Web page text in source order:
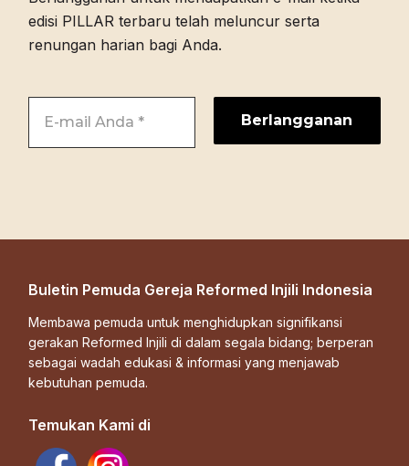
edisi PILLAR terbaru telah meluncur serta
renungan harian bagi Anda.
Buletin Pemuda Gereja Reformed Injili Indonesia
Membawa pemuda untuk menghidupkan signifikansi
gerakan Reformed Injili di dalam segala bidang; berperan
sebagai wadah edukasi & informasi yang menjawab
kebutuhan pemuda.
Temukan Kami di